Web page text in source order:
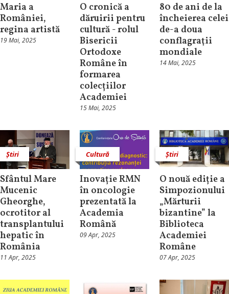
Maria a
României,
regina artistă
19 Mai, 2025
O cronică a
dăruirii pentru
cultură - rolul
Bisericii
Ortodoxe
Române în
formarea
colecțiilor
Academiei
15 Mai, 2025
80 de ani de la
încheierea celei
de-a doua
conflagraţii
mondiale
14 Mai, 2025
Știri
Sfântul Mare
Mucenic
Gheorghe,
ocrotitor al
transplantului
hepatic în
România
11 Apr, 2025
Cultură
Inovație RMN
în oncologie
prezentată la
Academia
Română
09 Apr, 2025
Știri
O nouă ediție a
Simpozionului
„Mărturii
bizantine” la
Biblioteca
Academiei
Române
07 Apr, 2025